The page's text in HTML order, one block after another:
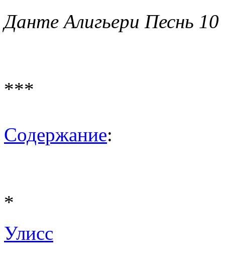
Данте Алигьери Песнь
***
Содержание:
*
Улисс